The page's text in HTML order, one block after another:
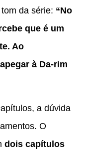
da série: “No
que é um
Ao
à Da-rim
a dúvida
O
dois capítulos